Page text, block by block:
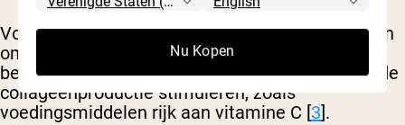
Voor wie de voorkeur geeft aan voedingsbronnen
om het collageengehalte te verhogen, is het het
beste om te kiezen voor voedingsmiddelen die de
collageenproductie stimuleren, zoals
voedingsmiddelen rijk aan vitamine C [3].
Nu Kopen